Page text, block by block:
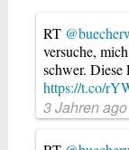
RT
versuche,
schwer.
https://t.co/
3 Jahren ago